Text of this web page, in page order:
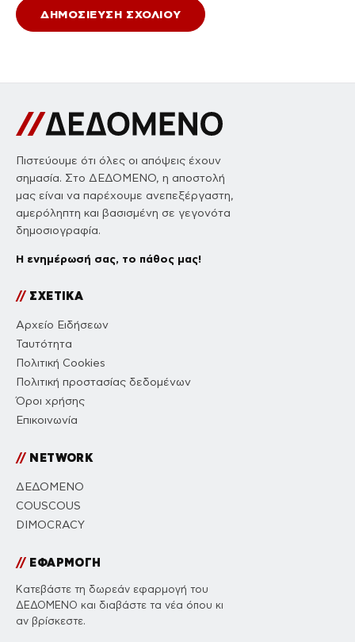
Πιστεύουμε ότι όλες οι απόψεις έχουν
σημασία. Στο ΔΕΔΟΜΕΝΟ, η αποστολή
μας είναι να παρέχουμε ανεπεξέργαστη,
αμερόληπτη και βασισμένη σε γεγονότα
δημοσιογραφία.
Η ενημέρωσή σας, το πάθος μας!
//ΣΧΕΤΙΚΑ
Αρχείο Ειδήσεων
Ταυτότητα
Πολιτική Cookies
Πολιτική προστασίας δεδομένων
Όροι χρήσης
Επικοινωνία
//NETWORK
ΔΕΔΟΜΕΝΟ
COUSCOUS
DIMOCRACY
//ΕΦΑΡΜΟΓΗ
Κατεβάστε τη δωρεάν εφαρμογή του
ΔΕΔΟΜΕΝΟ και διαβάστε τα νέα όπου κι
αν βρίσκεστε.